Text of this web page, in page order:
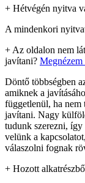
+ Hétvégén nyitva
A mindenkori
+ Az oldalon nem
javítani? Megnézem
Döntő többségben
amiknek a
függetlenül, ha nem
javítani. Nagy
tudunk szerezni, így
velünk a
válaszolni fognak
+ Hozott